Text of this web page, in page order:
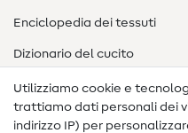
Enciclopedia dei tessuti
Dizionario del cucito
Nähanleitungen
Assistenza e contatto
Utilizziamo cookie e
trattiamo dati personali dei
indirizzo IP) per